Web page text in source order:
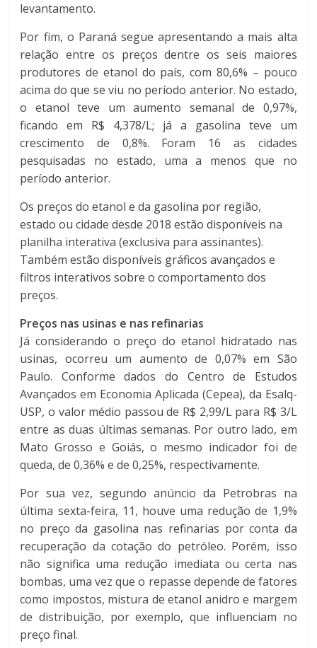
levantamento.
Por fim, o Paraná segue apresentando a mais alta
relação entre os preços dentre os seis maiores
produtores de etanol do país, com 80,6% – pouco
acima do que se viu no período anterior. No estado,
o etanol teve um aumento semanal de 0,97%,
ficando em R$ 4,378/L; já a gasolina teve um
crescimento de 0,8%. Foram 16 as cidades
pesquisadas no estado, uma a menos que no
período anterior.
Os preços do etanol e da gasolina por região,
estado ou cidade desde 2018 estão disponíveis na
planilha interativa (exclusiva para assinantes).
Também estão disponíveis gráficos avançados e
filtros interativos sobre o comportamento dos
preços.
Preços nas usinas e nas refinarias
Já considerando o preço do etanol hidratado nas
usinas, ocorreu um aumento de 0,07% em São
Paulo. Conforme dados do Centro de Estudos
Avançados em Economia Aplicada (Cepea), da Esalq-
USP, o valor médio passou de R$ 2,99/L para R$ 3/L
entre as duas últimas semanas. Por outro lado, em
Mato Grosso e Goiás, o mesmo indicador foi de
queda, de 0,36% e de 0,25%, respectivamente.
Por sua vez, segundo anúncio da Petrobras na
última sexta-feira, 11, houve uma redução de 1,9%
no preço da gasolina nas refinarias por conta da
recuperação da cotação do petróleo. Porém, isso
não significa uma redução imediata ou certa nas
bombas, uma vez que o repasse depende de fatores
como impostos, mistura de etanol anidro e margem
de distribuição, por exemplo, que influenciam no
preço final.